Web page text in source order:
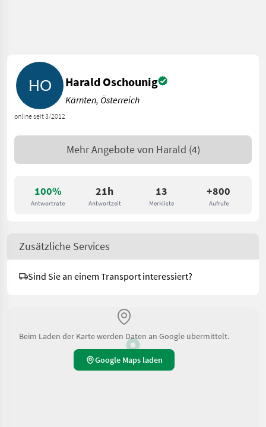
100%
Antwortrate
21h
Antwortzeit
13
Merkliste
+800
Aufrufe
online seit 3/2012
Harald Oschounig
Kärnten, Österreich
Mehr Angebote von Harald (4)
Zusätzliche Services
Sind Sie an einem Transport interessiert?
Beim Laden der Karte werden Daten an Google übermittelt.
Google Maps laden